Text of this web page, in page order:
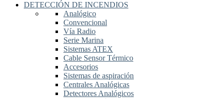
DETECCIÓN DE INCENDIOS
Analógico
Convencional
Vía Radio
Serie Marina
Sistemas ATEX
Cable Sensor Térmico
Accesorios
Sistemas de aspiración
Centrales Analógicas
Detectores Analógicos